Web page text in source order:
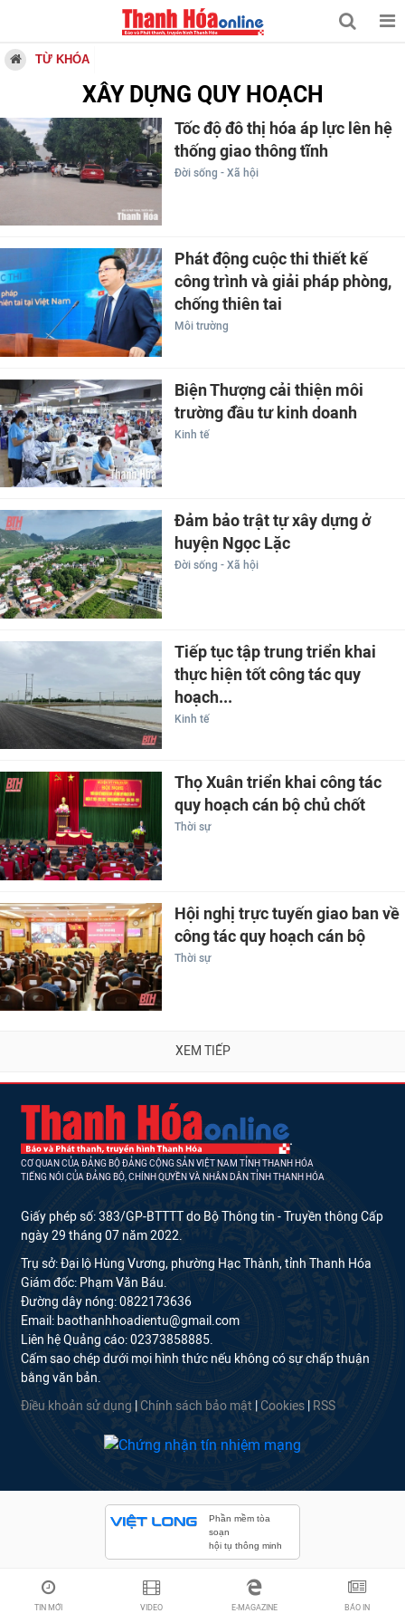
TỪ KHÓA
XÂY DỰNG QUY HOẠCH
Tốc độ đô thị hóa áp lực lên hệ
thống giao thông tĩnh
Đời sống - Xã hội
Phát động cuộc thi thiết kế
công trình và giải pháp phòng,
chống thiên tai
Môi trường
Biện Thượng cải thiện môi
trường đầu tư kinh doanh
Kinh tế
Đảm bảo trật tự xây dựng ở
huyện Ngọc Lặc
Đời sống - Xã hội
Tiếp tục tập trung triển khai
thực hiện tốt công tác quy
hoạch...
Kinh tế
Thọ Xuân triển khai công tác
quy hoạch cán bộ chủ chốt
Thời sự
Hội nghị trực tuyến giao ban về
công tác quy hoạch cán bộ
Thời sự
XEM TIẾP
CƠ QUAN CỦA ĐẢNG BỘ ĐẢNG CỘNG SẢN VIỆT NAM TỈNH THANH HÓA
TIẾNG NÓI CỦA ĐẢNG BỘ, CHÍNH QUYỀN VÀ NHÂN DÂN TỈNH THANH HÓA
Giấy phép số: 383/GP-BTTTT do Bộ Thông tin - Truyền thông Cấp
ngày 29 tháng 07 năm 2022.
Trụ sở: Đại lộ Hùng Vương, phường Hạc Thành, tỉnh Thanh Hóa
Giám đốc: Phạm Văn Báu.
Đường dây nóng: 0822173636
Email: baothanhhoadientu@gmail.com
Liên hệ Quảng cáo: 02373858885.
Cấm sao chép dưới mọi hình thức nếu không có sự chấp thuận
bằng văn bản.
Điều khoản sử dụng Chính sách bảo mật Cookies RSS
Phần mềm tòa
soạn
hội tụ thông minh
TIN MỚI VIDEO E-MAGAZINE BÁO IN